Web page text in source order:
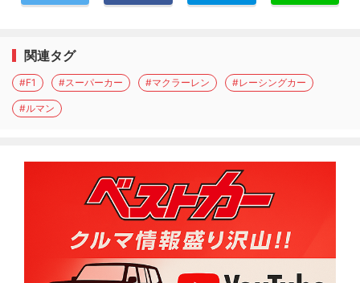
関連タグ
#F1 #スーパーカー #マクラーレン #レーシングカー
#ルマン